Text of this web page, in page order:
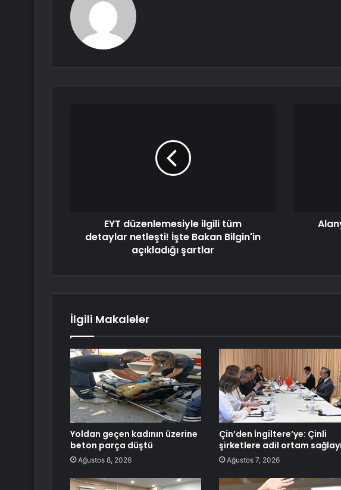
EYT düzenlemesiyle ilgili tüm
detaylar netleşti! İşte Bakan Bilgin'in
açıkladığı şartlar
İlgili Makaleler
Yoldan geçen kadının üzerine
beton parça düştü
Ağustos 8, 2026
Çin’den İngiltere’ye: Çinli
şirketlere adil ortam
Ağustos 7, 2026